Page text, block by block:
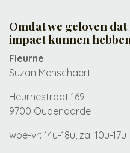
Omdat we geloven
impact kunnen
Fleurne
Suzan Menschaert
Heurnestraat 169
9700 Oudenaarde
woe-vr: 14u-18u, za: 10u-17u